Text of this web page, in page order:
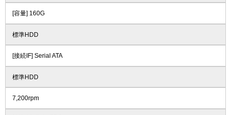
[容量] 160G
標準HDD
[接続IF] Serial ATA
標準HDD
7,200rpm